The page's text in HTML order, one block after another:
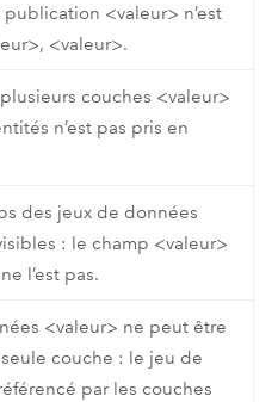
<valeur> n’est
<valeur>.
couches <valeur>
n’est pas pris en
des jeux de données
: le champ <valeur>
l’est pas.
<valeur> ne peut être
couche : le jeu de
par les couches